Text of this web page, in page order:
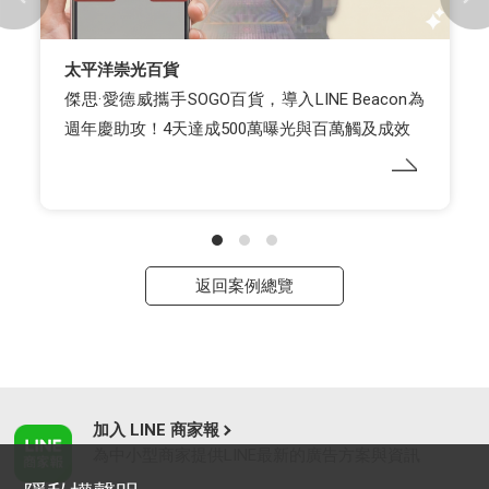
太平洋崇光百貨
傑思·愛德威攜手SOGO百貨，導入LINE Beacon為
週年慶助攻！4天達成500萬曝光與百萬觸及成效
返回案例總覽
加入 LINE 商家報